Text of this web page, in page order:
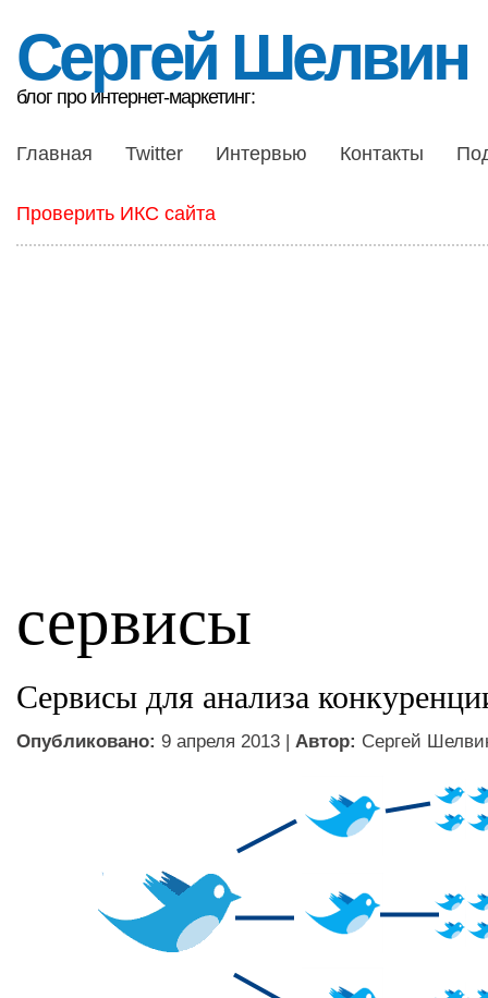
Сергей Шелвин
блог про интернет-маркетинг:
Главная Twitter Интервью Контакты
Проверить ИКС сайта
сервисы
Сервисы для анализа
Опубликовано: 9 апреля 2013 | Автор: Сергей